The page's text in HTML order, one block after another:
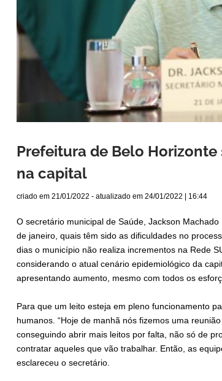
Prefeitura de Belo
na capital
criado em 21/01/2022 - atualizado em 24/01/2022 | 16:44
O secretário municipal de Saúde, Jackson
de janeiro, quais têm sido as dificuldades no
dias o município não realiza incrementos na Rede
considerando o atual cenário epidemiológico da
apresentando aumento, mesmo com todos os
Para que um leito esteja em pleno funcionamento
humanos. “Hoje de manhã nós fizemos uma
conseguindo abrir mais leitos por falta, não só de
contratar aqueles que vão trabalhar. Então, as
esclareceu o secretário.